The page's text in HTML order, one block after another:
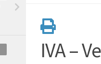
IVA –